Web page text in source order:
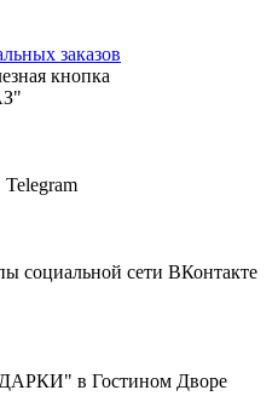
заказов
кнопка
социальной сети ВКонтакте
в Гостином Дворе